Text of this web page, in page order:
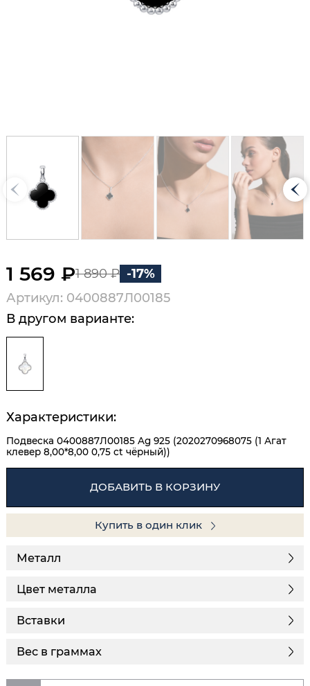
1 569 ₽1 890 ₽ -17%
Артикул: 0400887Л00185
В другом варианте:
Характеристики:
Подвеска 0400887Л00185 Ag 925 (2020270968075 (1 Агат
клевер 8,00*8,00 0,75 ct чёрный))
ДОБАВИТЬ В КОРЗИНУ
Купить в один клик
Металл
Цвет металла
Вставки
Вес в граммах